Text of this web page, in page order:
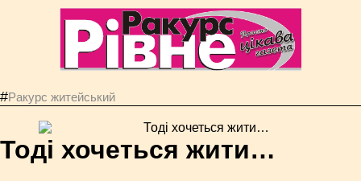
#Ракурс житейський
Тоді хочеться жити…